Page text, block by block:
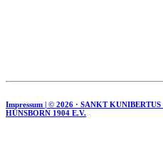
Impressum | © 2026 · SANKT
HÜNSBORN 1904 E.V.